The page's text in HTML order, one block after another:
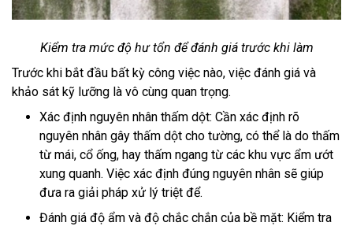
Kiểm tra mức độ hư tổn để đánh giá trước khi làm
Trước khi bắt đầu bất kỳ công việc nào, việc đánh giá và
khảo sát kỹ lưỡng là vô cùng quan trọng.
Xác định nguyên nhân thấm dột: Cần xác định rõ
nguyên nhân gây thấm dột cho tường, có thể là do thấm
từ mái, cổ ống, hay thấm ngang từ các khu vực ẩm ướt
xung quanh. Việc xác định đúng nguyên nhân sẽ giúp
đưa ra giải pháp xử lý triệt để.
Đánh giá độ ẩm và độ chắc chắn của bề mặt: Kiểm tra